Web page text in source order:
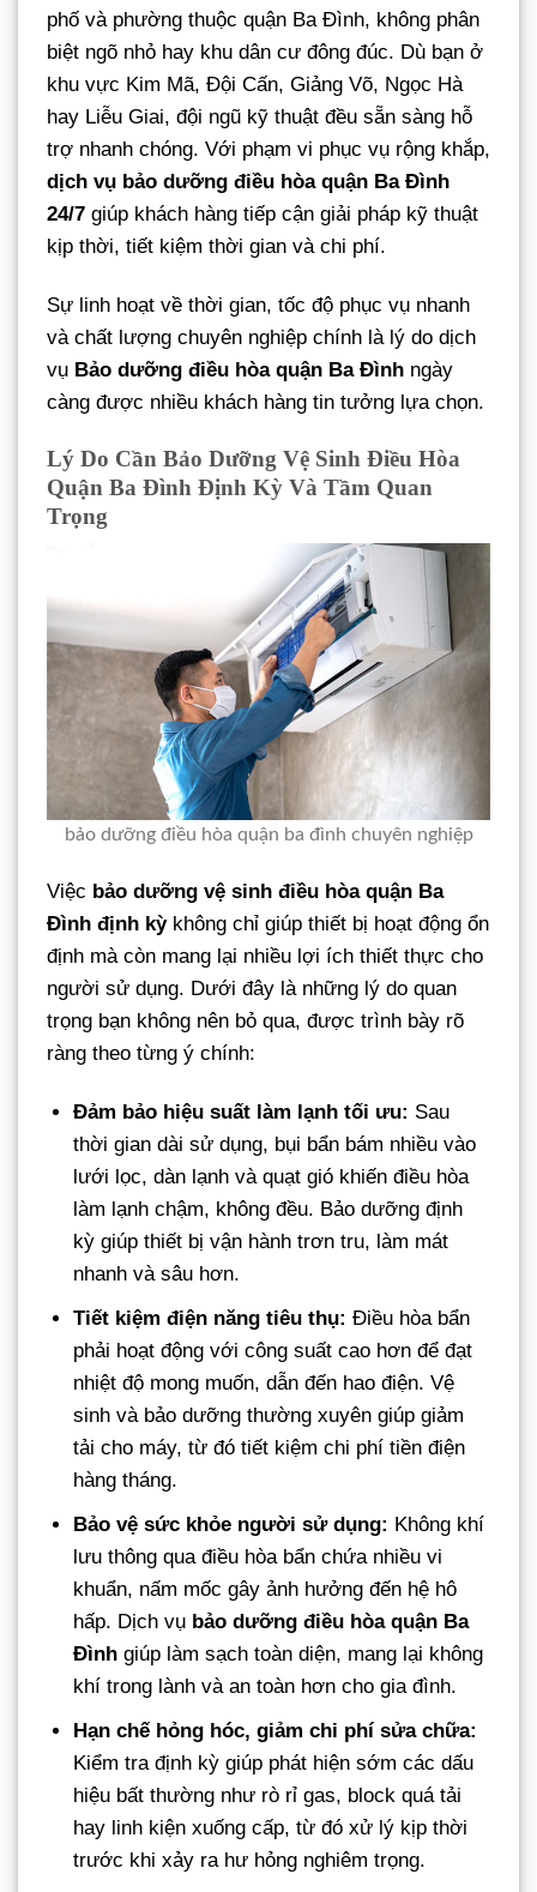
phố và phường thuộc quận Ba Đình, không phân
biệt ngõ nhỏ hay khu dân cư đông đúc. Dù bạn ở
khu vực Kim Mã, Đội Cấn, Giảng Võ, Ngọc Hà
hay Liễu Giai, đội ngũ kỹ thuật đều sẵn sàng hỗ
trợ nhanh chóng. Với phạm vi phục vụ rộng khắp,
dịch vụ bảo dưỡng điều hòa quận Ba Đình
24/7 giúp khách hàng tiếp cận giải pháp kỹ thuật
kịp thời, tiết kiệm thời gian và chi phí.
Sự linh hoạt về thời gian, tốc độ phục vụ nhanh
và chất lượng chuyên nghiệp chính là lý do dịch
vụ Bảo dưỡng điều hòa quận Ba Đình ngày
càng được nhiều khách hàng tin tưởng lựa chọn.
Lý Do Cần Bảo Dưỡng Vệ Sinh Điều Hòa
Quận Ba Đình Định Kỳ Và Tầm Quan
Trọng
bảo dưỡng điều hòa quận ba đình chuyên nghiệp
Việc bảo dưỡng vệ sinh điều hòa quận Ba
Đình định kỳkhông chỉ giúp thiết bị hoạt động ổn
định mà còn mang lại nhiều lợi ích thiết thực cho
người sử dụng. Dưới đây là những lý do quan
trọng bạn không nên bỏ qua, được trình bày rõ
ràng theo từng ý chính:
Đảm bảo hiệu suất làm lạnh tối ưu: Sau
thời gian dài sử dụng, bụi bẩn bám nhiều vào
lưới lọc, dàn lạnh và quạt gió khiến điều hòa
làm lạnh chậm, không đều. Bảo dưỡng định
kỳ giúp thiết bị vận hành trơn tru, làm mát
nhanh và sâu hơn.
Tiết kiệm điện năng tiêu thụ: Điều hòa bẩn
phải hoạt động với công suất cao hơn để đạt
nhiệt độ mong muốn, dẫn đến hao điện. Vệ
sinh và bảo dưỡng thường xuyên giúp giảm
tải cho máy, từ đó tiết kiệm chi phí tiền điện
hàng tháng.
Bảo vệ sức khỏe người sử dụng: Không khí
lưu thông qua điều hòa bẩn chứa nhiều vi
khuẩn, nấm mốc gây ảnh hưởng đến hệ hô
hấp. Dịch vụ bảo dưỡng điều hòa quận Ba
Đình giúp làm sạch toàn diện, mang lại không
khí trong lành và an toàn hơn cho gia đình.
Hạn chế hỏng hóc, giảm chi phí sửa chữa:
Kiểm tra định kỳ giúp phát hiện sớm các dấu
hiệu bất thường như rò rỉ gas, block quá tải
hay linh kiện xuống cấp, từ đó xử lý kịp thời
trước khi xảy ra hư hỏng nghiêm trọng.